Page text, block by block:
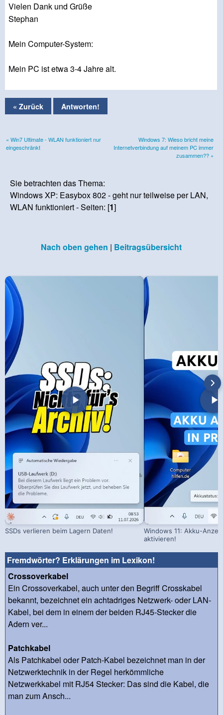
Vielen Dank und Grüße
Stephan
Mein Computer-System:
Mein PC ist etwa 3-4 Jahre alt.
« Zurück Antworten!
« Win7 Ultimate - WLAN funktioniert nur
eingeschränkt
Windows 7: Wieso bricht meine
Internetverbindung auf meinem PC immer
zusammen?? »
Sie betrachten das Thema:
Windows XP: Easybox 802 - geht nur teilweise per LAN,
WLAN funktioniert - Seiten: [1]
Nach oben gehen | Beitragsübersicht
SSDs verlieren beim Lagern Daten!
Windows 11: Akku-
aktivieren!
Fremdwörter? Erklärungen im Lexikon!
Crossoverkabel
Ein Crossoverkabel, auch unter den Begriff Crosskabel
bekannt, bezeichnet ein achtadriges Netzwerk- oder LAN-
Kabel, bei dem in einem der beiden RJ45-Stecker die
Adern ver...
Patchkabel
Als Patchkabel oder Patch-Kabel bezeichnet man in der
Netzwerktechnik in der Regel herkömmliche
Netzwerkkabel mit RJ54 Stecker: Das sind die Kabel, die
man zum Ansch...